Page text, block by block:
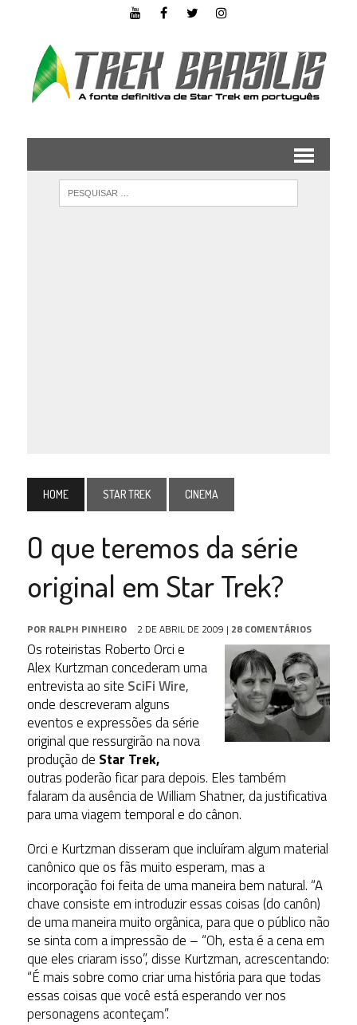
HOME STAR TREK CINEMA
O que teremos da série
original em Star Trek?
POR RALPH PINHEIRO 2 DE ABRIL DE 2009 | 28 COMENTÁRIOS
Os roteiristas Roberto Orci e
Alex Kurtzman concederam uma
entrevista ao site SciFi Wire,
onde descreveram alguns
eventos e expressões da série
original que ressurgirão na nova
produção de Star Trek,
outras poderão ficar para depois. Eles também
falaram da ausência de William Shatner, da justificativa
para uma viagem temporal e do cânon.
Orci e Kurtzman disseram que incluíram algum material
canônico que os fãs muito esperam, mas a
incorporação foi feita de uma maneira bem natural. “A
chave consiste em introduzir essas coisas (do canôn)
de uma maneira muito orgânica, para que o público não
se sinta com a impressão de – “Oh, esta é a cena em
que eles criaram isso”, disse Kurtzman, acrescentando:
“É mais sobre como criar uma história para que todas
essas coisas que você está esperando ver nos
personagens aconteçam”.